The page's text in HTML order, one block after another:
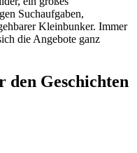
Suchaufgaben,
Kleinbunker. Immer
die Angebote ganz
den Geschichten